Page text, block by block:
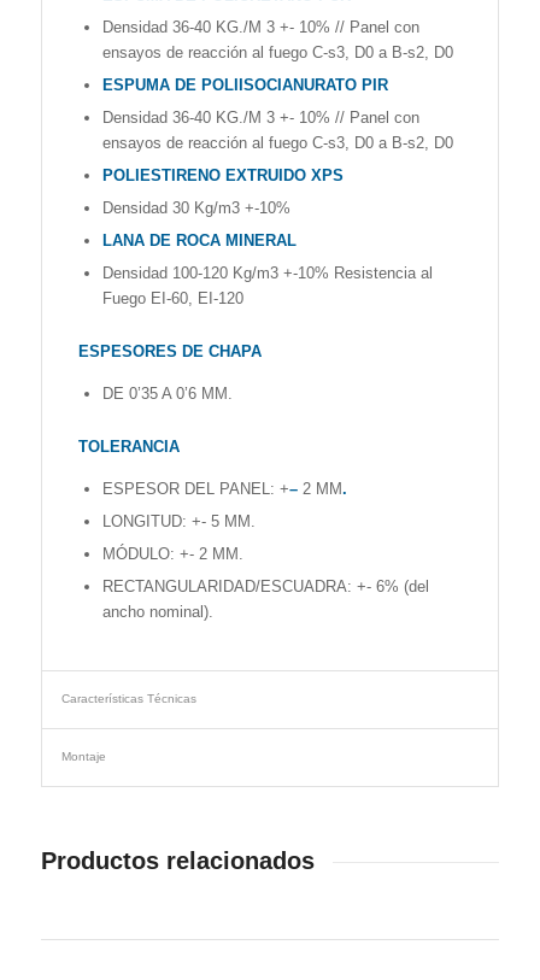
Densidad 36-40 KG./M 3 +- 10% // Panel con
ensayos de reacción al fuego C-s3, D0 a B-s2, D0
ESPUMA DE POLIISOCIANURATO PIR
Densidad 36-40 KG./M 3 +- 10% // Panel con
ensayos de reacción al fuego C-s3, D0 a B-s2, D0
POLIESTIRENO EXTRUIDO XPS
Densidad 30 Kg/m3 +-10%
LANA DE ROCA MINERAL
Densidad 100-120 Kg/m3 +-10% Resistencia al
Fuego EI-60, EI-120
ESPESORES DE CHAPA
DE 0’35 A 0’6 MM.
TOLERANCIA
ESPESOR DEL PANEL: +– 2 MM.
LONGITUD: +- 5 MM.
MÓDULO: +- 2 MM.
RECTANGULARIDAD/ESCUADRA: +- 6% (del
ancho nominal).
Características Técnicas
Montaje
Productos relacionados